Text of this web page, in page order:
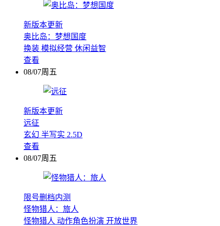
新版本更新
奥比岛：梦想国度
换装 模拟经营 休闲益智
查看
08/07周五
新版本更新
远征
玄幻 半写实 2.5D
查看
08/07周五
限号删档内测
怪物猎人：旅人
怪物猎人 动作角色扮演 开放世界